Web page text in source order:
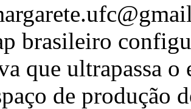
brasileiro
que ultrapassa
de produção